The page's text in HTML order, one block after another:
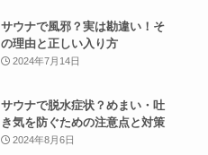
サウナで風邪？実は勘違い！そ
の理由と正しい入り方
2024年7月14日
サウナで脱水症状？めまい・吐
き気を防ぐための注意点と対策
2024年8月6日